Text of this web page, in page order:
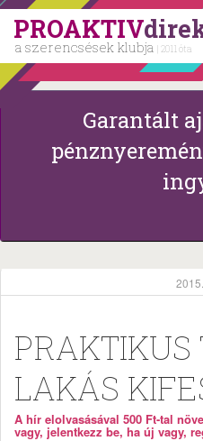
PROAKTIV
a szerencsések klubja | 2011 óta
Garantált
PRAKTIKUS
LAKÁS
A hír elolvasásával 500 Ft-tal
vagy, jelentkezz be, ha új vagy,